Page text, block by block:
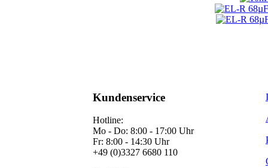
Kundenservice
Hotline:
Mo - Do: 8:00 - 17:00 Uhr
Fr: 8:00 - 14:30 Uhr
+49 (0)3327 6680 110